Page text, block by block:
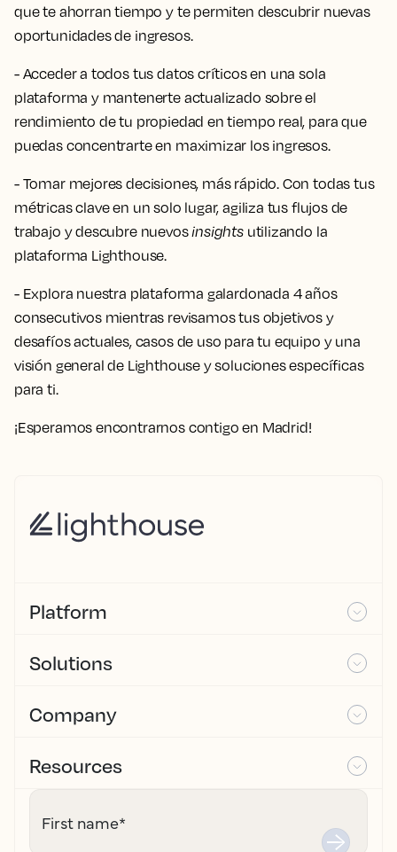
que te ahorran tiempo y te permiten descubrir nuevas
oportunidades de ingresos.
- Acceder a todos tus datos críticos en una sola
plataforma y mantenerte actualizado sobre el
rendimiento de tu propiedad en tiempo real, para que
puedas concentrarte en maximizar los ingresos.
- Tomar mejores decisiones, más rápido. Con todas tus
métricas clave en un solo lugar, agiliza tus flujos de
trabajo y descubre nuevosinsightsutilizando la
plataforma Lighthouse.
- Explora nuestra plataforma galardonada 4 años
consecutivos mientras revisamos tus objetivos y
desafíos actuales, casos de uso para tu equipo y una
visión general de Lighthouse y soluciones específicas
para ti.
¡Esperamos encontrarnos contigo en Madrid!
Platform
Solutions
Company
Resources
First name*